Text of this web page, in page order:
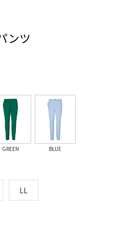
ンツ
GREEN BLUE
LL